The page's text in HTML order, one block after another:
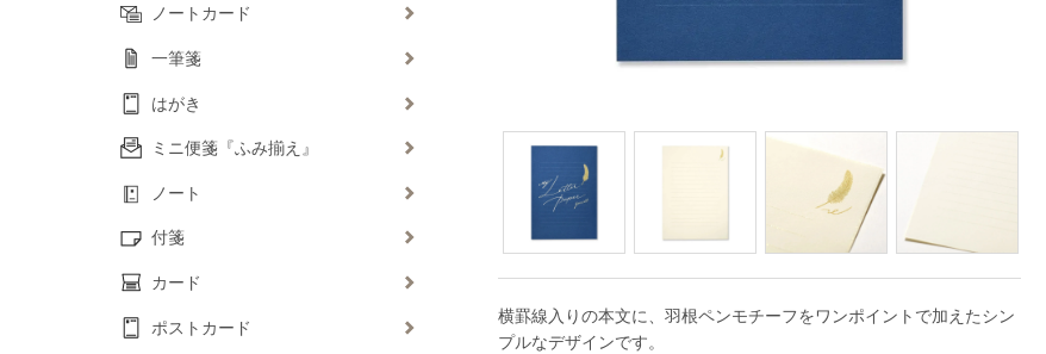
横罫線入りの本文に、羽根ペンモチーフをワンポイントで加えたシン
プルなデザインです。
ノートカード
一筆箋
はがき
ミニ便箋『ふみ揃え』
ノート
付箋
カード
ポストカード